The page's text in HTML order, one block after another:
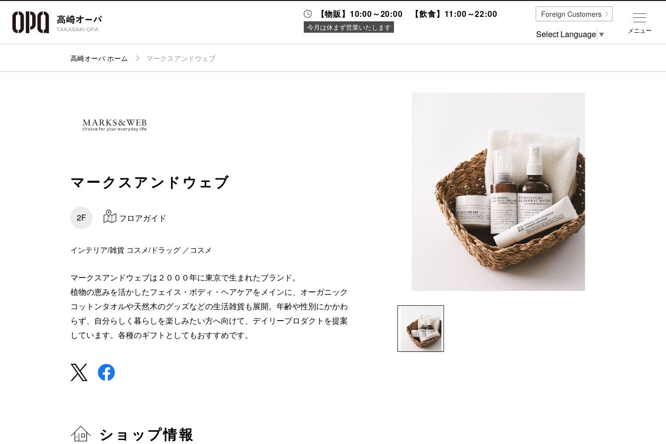
【物販】10:00～20:00 【飲食】11:00～22:00
今月は休まず営業いたします
アクセス・
パーキング
イベント
高崎オーパ ホーム マークスアンドウェブ
マークスアンドウェブ
2F フロアガイド
インテリア/雑貨 コスメ/ドラッグ ／コスメ
マークスアンドウェブは２０００年に東京で生まれたブランド。
植物の恵みを活かしたフェイス・ボディ・ヘアケアをメインに、オーガニック
コットンタオルや天然木のグッズなどの生活雑貨も展開。年齢や性別にかかわ
らず、自分らしく暮らしを楽しみたい方へ向けて、デイリープロダクトを提案
しています。各種のギフトとしてもおすすめです。
ショップ情報
メニュー
Foreign Customers
Select Language ▼